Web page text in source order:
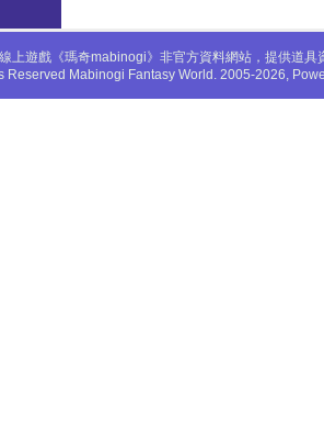
上遊戲《瑪奇mabinogi》非官方資料網站，提供道
Reserved Mabinogi Fantasy World. 2005-2026,